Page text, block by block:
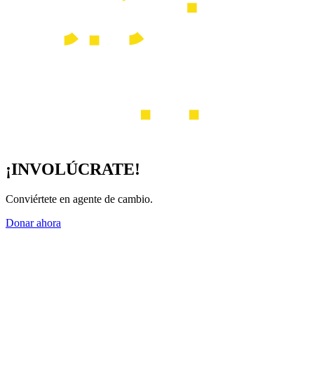
¡INVOLÚCRATE!
Conviértete en agente de cambio.
Donar ahora